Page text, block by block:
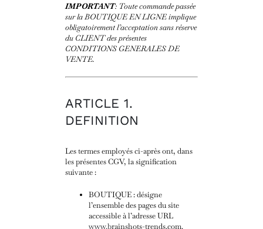
IMPORTANT: Toute commande passée
sur la BOUTIQUE EN LIGNE implique
obligatoirement l’acceptation sans réserve
du CLIENT des présentes
CONDITIONS GENERALES DE
VENTE.
ARTICLE 1.
DEFINITION
Les termes employés ci-après ont, dans
les présentes CGV, la signification
suivante :
BOUTIQUE : désigne
l’ensemble des pages du site
accessible à l’adresse URL
www.brainshots-trends.com.